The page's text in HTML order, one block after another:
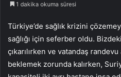
1 dakika okuma süresi
Türkiye’de sağlık krizini
sağlığı için seferber oldu.
çıkarılırken ve vatandaş
beklemek zorunda kalırken,